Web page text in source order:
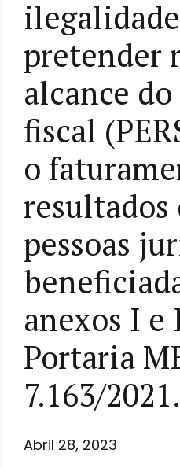
pretender
alcance
fiscal
o
resultados
pessoas
anexos I e
Portaria
7.163/2021.
Abril 28, 2023